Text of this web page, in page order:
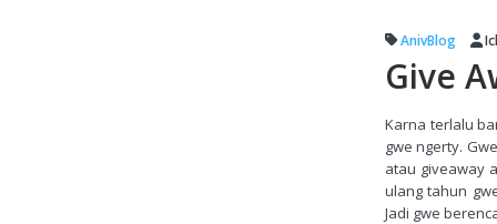
AnivBlog
Give
Karna terlalu
gwe ngerty.
atau giveaway
ulang tahun
Jadi gwe